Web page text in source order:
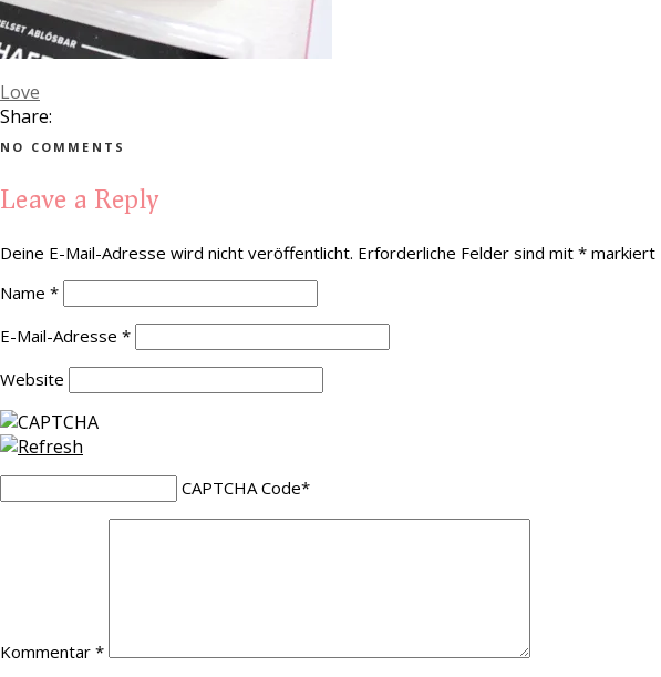
Love
Share:
NO COMMENTS
Leave a Reply
Deine E-Mail-Adresse wird nicht veröffentlicht. Erforderliche Felder sind mit * markiert
Name *
E-Mail-Adresse *
Website
CAPTCHA Code*
Kommentar *